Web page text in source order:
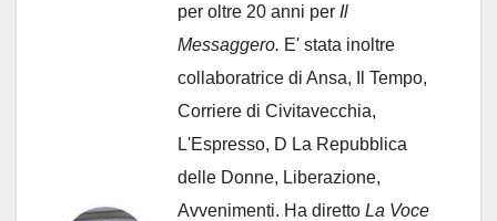
per oltre 20 anni per Il
Messaggero. E' stata inoltre
collaboratrice di Ansa, Il Tempo,
Corriere di Civitavecchia,
L'Espresso, D La Repubblica
delle Donne, Liberazione,
Avvenimenti. Ha diretto La Voce